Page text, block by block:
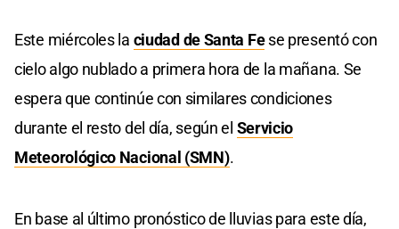
Este miércoles la ciudad de Santa Fese presentó con
cielo algo nublado a primera hora de la mañana. Se
espera que continúe con similares condiciones
durante el resto del día, según el Servicio
Meteorológico Nacional (SMN).
En base al último pronóstico de lluvias para este día,